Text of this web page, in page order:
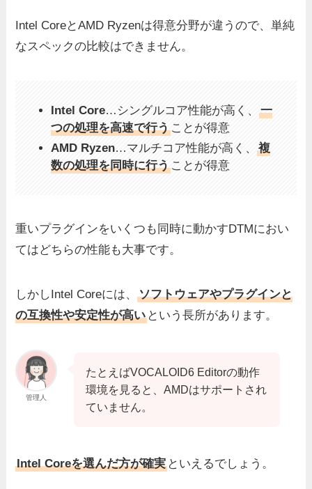
Intel CoreとAMD Ryzenは得意分野が違うので、単純
なスペックの比較はできません。
Intel Core…シングルコア性能が高く、一
つの処理を高速で行うことが得意
AMD Ryzen…マルチコア性能が高く、複
数の処理を同時に行うことが得意
重いプラグインをいくつも同時に動かすDTMにおい
てはどちらの性能も大事です。
しかしIntel Coreには、ソフトウェアやプラグインと
の互換性や安定性が高い という長所があります。
管理人
たとえばVOCALOID6 Editorの動作
環境を見ると、AMDはサポートされ
ていません。
Intel Coreを選んだ方が確実 といえるでしょう。